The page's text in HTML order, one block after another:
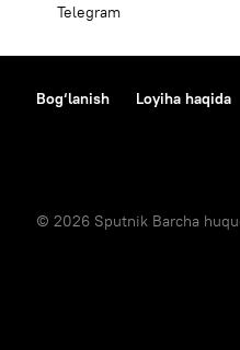
Telegram
Bog‘lanish Loyiha haqida
© 2026 Sputnik Barcha